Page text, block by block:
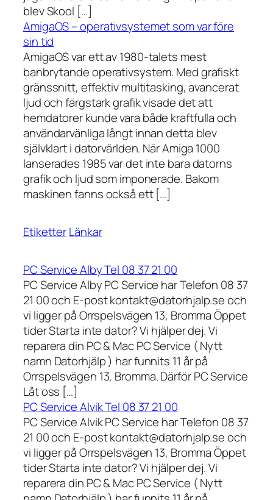
blev Skool […]
AmigaOS – operativsystemet som var före
sin tid
AmigaOS var ett av 1980-talets mest
banbrytande operativsystem. Med grafiskt
gränssnitt, effektiv multitasking, avancerat
ljud och färgstark grafik visade det att
hemdatorer kunde vara både kraftfulla och
användarvänliga långt innan detta blev
självklart i datorvärlden. När Amiga 1000
lanserades 1985 var det inte bara datorns
grafik och ljud som imponerade. Bakom
maskinen fanns också ett […]
EtiketterLänkar
PC Service Alby Tel 08 37 21 00
PC Service Alby PC Service har Telefon 08 37
21 00 och E-post kontakt@datorhjalp.se och
vi ligger på Orrspelsvägen 13, Bromma Öppet
tider Starta inte dator? Vi hjälper dej. Vi
reparera din PC & Mac PC Service ( Nytt
namn Datorhjälp ) har funnits 11 år på
Orrspelsvägen 13, Bromma. Därför PC Service
Låt oss […]
PC Service Alvik Tel 08 37 21 00
PC Service Alvik PC Service har Telefon 08 37
21 00 och E-post kontakt@datorhjalp.se och
vi ligger på Orrspelsvägen 13, Bromma Öppet
tider Starta inte dator? Vi hjälper dej. Vi
reparera din PC & Mac PC Service ( Nytt